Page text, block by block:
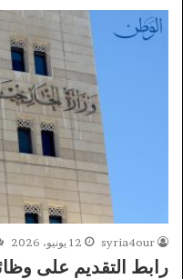
syria4our 12 يونيو، 2026
رابط التقديم على